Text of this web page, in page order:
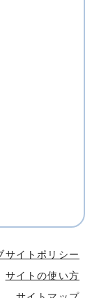
サイトポリシー
サイトの使い方